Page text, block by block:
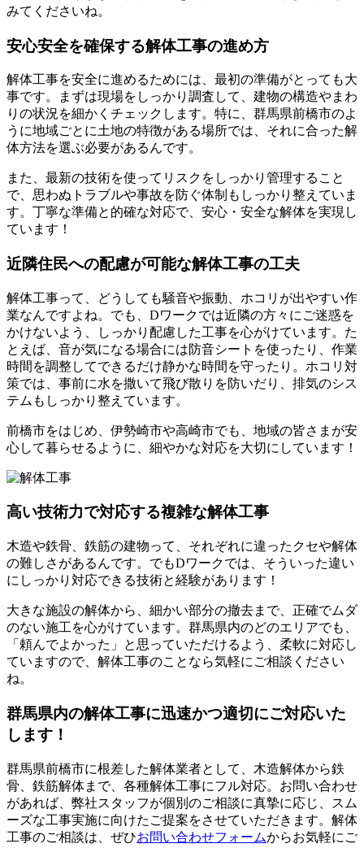
みてくださいね。
安心安全を確保する解体工事の進め方
解体工事を安全に進めるためには、最初の準備がとっても大
事です。まずは現場をしっかり調査して、建物の構造やまわ
りの状況を細かくチェックします。特に、群馬県前橋市のよ
うに地域ごとに土地の特徴がある場所では、それに合った解
体方法を選ぶ必要があるんです。
また、最新の技術を使ってリスクをしっかり管理すること
で、思わぬトラブルや事故を防ぐ体制もしっかり整えていま
す。丁寧な準備と的確な対応で、安心・安全な解体を実現し
ています！
近隣住民への配慮が可能な解体工事の工夫
解体工事って、どうしても騒音や振動、ホコリが出やすい作
業なんですよね。でも、Dワークでは近隣の方々にご迷惑を
かけないよう、しっかり配慮した工事を心がけています。た
とえば、音が気になる場合には防音シートを使ったり、作業
時間を調整してできるだけ静かな時間を守ったり。ホコリ対
策では、事前に水を撒いて飛び散りを防いだり、排気のシス
テムもしっかり整えています。
前橋市をはじめ、伊勢崎市や高崎市でも、地域の皆さまが安
心して暮らせるように、細やかな対応を大切にしています！
高い技術力で対応する複雑な解体工事
木造や鉄骨、鉄筋の建物って、それぞれに違ったクセや解体
の難しさがあるんです。でもDワークでは、そういった違い
にしっかり対応できる技術と経験があります！
大きな施設の解体から、細かい部分の撤去まで、正確でムダ
のない施工を心がけています。群馬県内のどのエリアでも、
「頼んでよかった」と思っていただけるよう、柔軟に対応し
ていますので、解体工事のことなら気軽にご相談ください
ね。
群馬県内の解体工事に迅速かつ適切にご対応いた
します！
群馬県前橋市に根差した解体業者として、木造解体から鉄
骨、鉄筋解体まで、各種解体工事にフル対応。お問い合わせ
があれば、弊社スタッフが個別のご相談に真摯に応じ、スム
ーズな工事実施に向けたご提案をさせていただきます。解体
工事のご相談は、ぜひお問い合わせフォームからお気軽にご